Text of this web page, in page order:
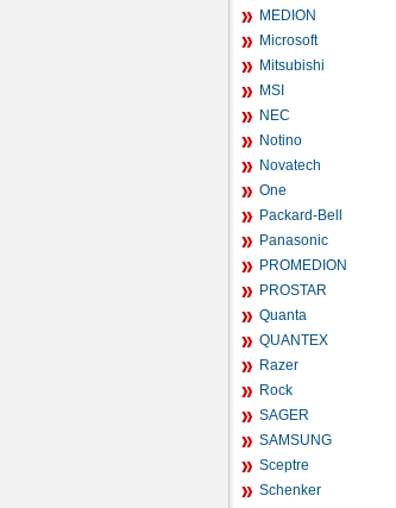
MEDION
Microsoft
Mitsubishi
MSI
NEC
Notino
Novatech
One
Packard-Bell
Panasonic
PROMEDION
PROSTAR
Quanta
QUANTEX
Razer
Rock
SAGER
SAMSUNG
Sceptre
Schenker